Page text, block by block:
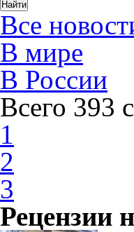
Все
В мире
В России
Всего 393
1
2
3
Рецензии